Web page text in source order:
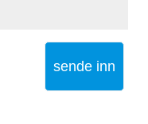
sende inn